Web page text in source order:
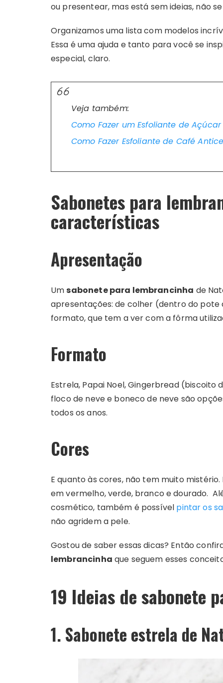
ou presentear, mas está sem ideias, não
Organizamos uma lista com modelos
Essa é uma ajuda e tanto para você se
especial, claro.
Veja também:
Como Fazer um Esfoliante de
Como Fazer Esfoliante de Café
Sabonetes para
características
Apresentação
Umsabonete para lembrancinha de
apresentações: de colher (dentro do
formato, que tem a ver com a fôrma
Formato
Estrela, Papai Noel, Gingerbread (biscoito
floco de neve e boneco de neve são
todos os anos.
Cores
E quanto às cores, não tem muito
em vermelho, verde, branco e dourado.
cosmético, também é possível pintar os
não agridem a pele.
Gostou de saber essas dicas? Então
lembrancinha que seguem esses
19 Ideias de sabonete
1. Sabonete estrela de